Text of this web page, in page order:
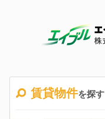
賃貸物件を探す